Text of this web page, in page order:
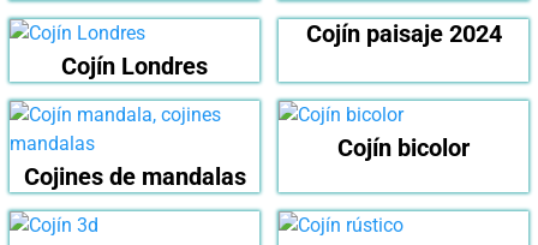
Cojín Londres
Cojín paisaje 2024
Cojines de mandalas
Cojín bicolor